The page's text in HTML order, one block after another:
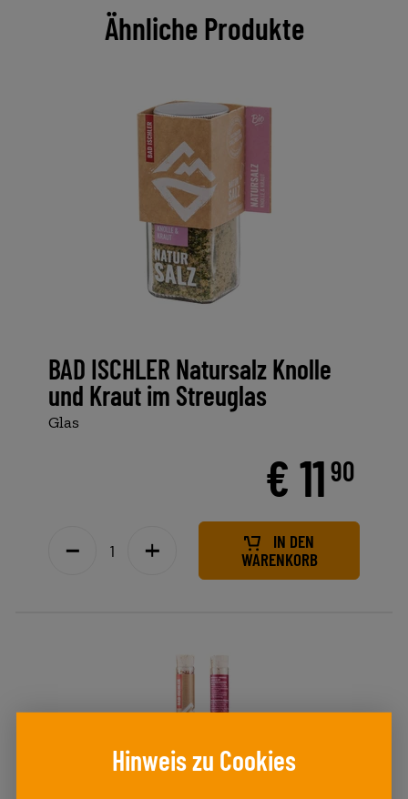
Ähnliche Produkte
BAD ISCHLER Natursalz Knolle
und Kraut im Streuglas
Glas
€ 1190
WARENKORB